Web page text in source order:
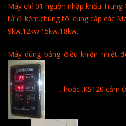
Máy chỉ 01 nguồn nhập khẩu Trung
tử đi kèm.chúng tôi cung cấp các
9kw.12kw.15kw.18kw.
Máy dùng bảng điều khiển nhiệt
. . . hoặc .KS120 cảm